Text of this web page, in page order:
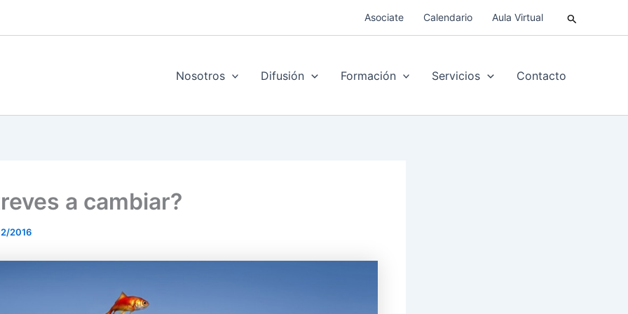
Asociate Calendario Aula Virtual Buscar
Nosotros Difusión Formación Servicios Contacto
a cambiar?
2016